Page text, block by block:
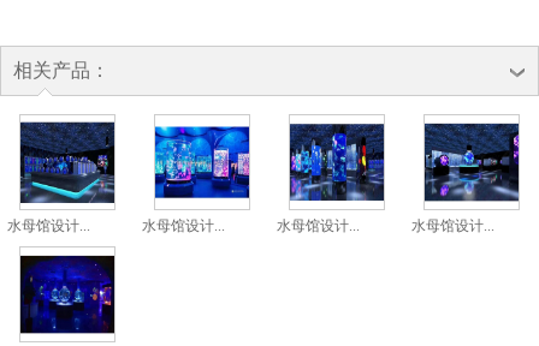
相关产品：
水母馆设计... 水母馆设计... 水母馆设计... 水母馆设计...